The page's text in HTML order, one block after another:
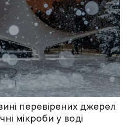
перевірених джерел
мікроби у воді